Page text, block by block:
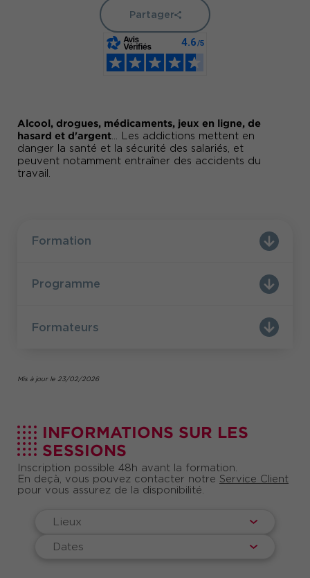
Alcool, drogues, médicaments, jeux en ligne, de
hasard et d'argent... Les addictions mettent en
danger la santé et la sécurité des salariés, et
peuvent notamment entraîner des accidents du
travail.
Partager
Formation
Programme
Formateurs
Mis à jour le 23/02/2026
INFORMATIONS SUR LES
SESSIONS
Inscription possible 48h avant la formation.
En deçà, vous pouvez contacter notre Service Client
pour vous assurez de la disponibilité.
Lieux
Dates